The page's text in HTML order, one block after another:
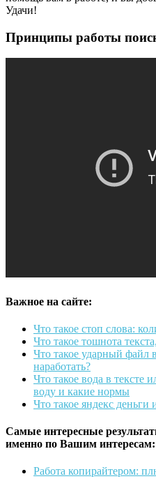
Удачи!
Принципы работы
Важное на сайте:
Что такое стоп слова:
Что такое тошнота
Что такое ударный файл
наработать?
Что такое вода в тексте
воду и какие нормы
Что такое яндекс деньги
Самые интересные
именно по Вашим интересам:
Работа копирайтером: